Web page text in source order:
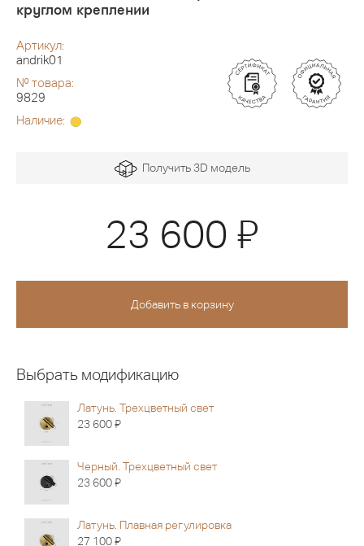
круглом креплении
Артикул:
andrik01
№ товара:
9829
Наличие:
Получить 3D модель
23 600 Я
Выбрать модификацию
Латунь. Трехцветный свет
23 600Я
Черный. Трехцветный свет
23 600Я
Латунь. Плавная регулировка
27 100Я